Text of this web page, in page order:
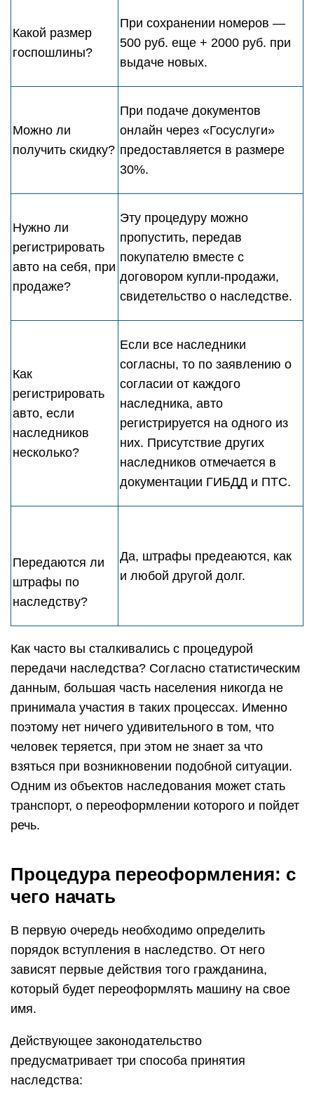
Какой размер
госпошлины?
При сохранении номеров —
500 руб. еще + 2000 руб. при
выдаче новых.
Можно ли
получить скидку?
При подаче документов
онлайн через «Госуслуги»
предоставляется в размере
30%.
Нужно ли
регистрировать
авто на себя, при
продаже?
Эту процедуру можно
пропустить, передав
покупателю вместе с
договором купли-продажи,
свидетельство о наследстве.
Как
регистрировать
авто, если
наследников
несколько?
Если все наследники
согласны, то по заявлению о
согласии от каждого
наследника, авто
регистрируется на одного из
них. Присутствие других
наследников отмечается в
документации ГИБДД и ПТС.
Передаются ли
штрафы по
наследству?
Да, штрафы предеаются, как
и любой другой долг.
Как часто вы сталкивались с процедурой
передачи наследства? Согласно статистическим
данным, большая часть населения никогда не
принимала участия в таких процессах. Именно
поэтому нет ничего удивительного в том, что
человек теряется, при этом не знает за что
взяться при возникновении подобной ситуации.
Одним из объектов наследования может стать
транспорт, о переоформлении которого и пойдет
речь.
Процедура переоформления: с
чего начать
В первую очередь необходимо определить
порядок вступления в наследство. От него
зависят первые действия того гражданина,
который будет переоформлять машину на свое
имя.
Действующее законодательство
предусматривает три способа принятия
наследства: